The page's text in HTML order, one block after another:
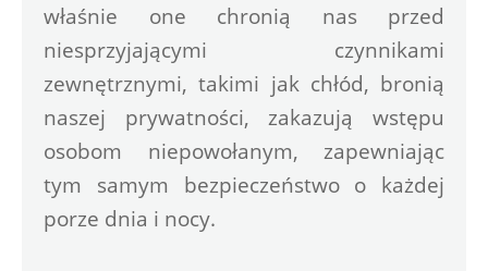
właśnie one chronią nas przed
niesprzyjającymi czynnikami
zewnętrznymi, takimi jak chłód, bronią
naszej prywatności, zakazują wstępu
osobom niepowołanym, zapewniając
tym samym bezpieczeństwo o każdej
porze dnia i nocy.